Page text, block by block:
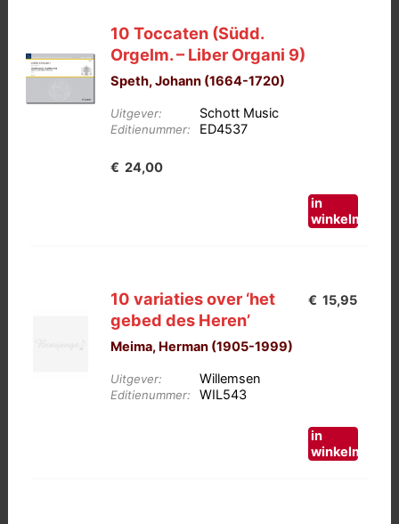
10 Toccaten (Südd.
Orgelm. – Liber Organi 9)
Speth, Johann (1664-1720)
Uitgever: Schott Music
Editienummer: ED4537
€ 24,00
in
winkelmand
10 variaties over ‘het
gebed des Heren’
Meima, Herman (1905-1999)
Uitgever: Willemsen
Editienummer: WIL543
€ 15,95
in
winkelmand